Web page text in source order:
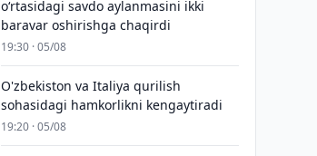
oʻrtasidagi savdo aylanmasini ikki
baravar oshirishga chaqirdi
19:30 · 05/08
O'zbekiston va Italiya qurilish
sohasidagi hamkorlikni kengaytiradi
19:20 · 05/08